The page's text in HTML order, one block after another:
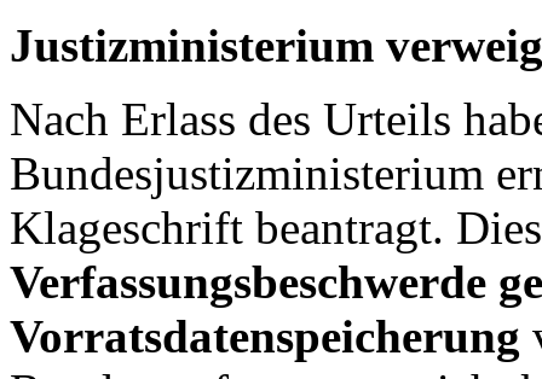
Justizministerium
Nach Erlass des Urteils
Bundesjustizministerium
Klageschrift beantragt.
Verfassungsbeschwerde
Vorratsdatenspeicherung